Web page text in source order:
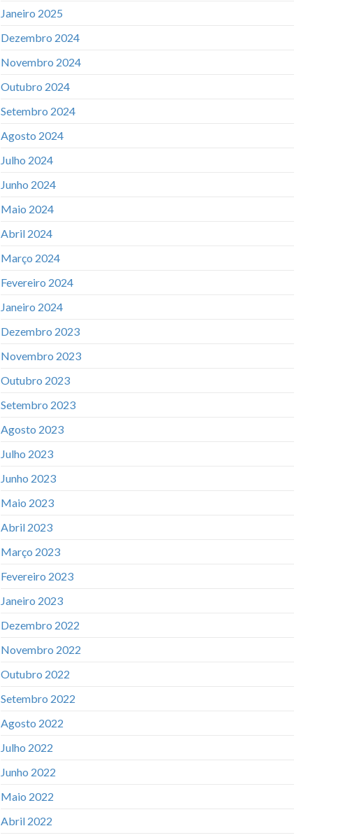
Janeiro 2025
Dezembro 2024
Novembro 2024
Outubro 2024
Setembro 2024
Agosto 2024
Julho 2024
Junho 2024
Maio 2024
Abril 2024
Março 2024
Fevereiro 2024
Janeiro 2024
Dezembro 2023
Novembro 2023
Outubro 2023
Setembro 2023
Agosto 2023
Julho 2023
Junho 2023
Maio 2023
Abril 2023
Março 2023
Fevereiro 2023
Janeiro 2023
Dezembro 2022
Novembro 2022
Outubro 2022
Setembro 2022
Agosto 2022
Julho 2022
Junho 2022
Maio 2022
Abril 2022